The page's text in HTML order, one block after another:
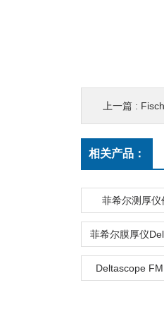
上一篇 :
相关产品：
菲希尔测厚仪
Deltascope